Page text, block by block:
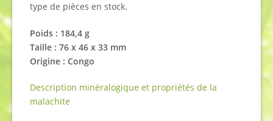
type de pièces en stock.
Poids : 184,4 g
Taille : 76 x 46 x 33 mm
Origine : Congo
Description minéralogique et propriétés de la
malachite